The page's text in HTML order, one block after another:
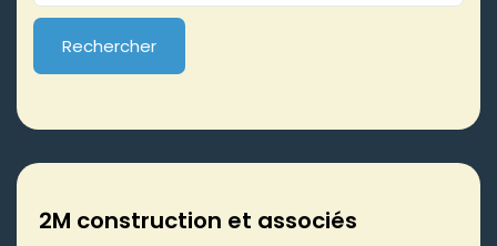
2M construction et associés